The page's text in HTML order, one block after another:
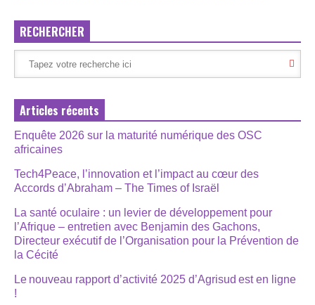
RECHERCHER
Articles récents
Enquête 2026 sur la maturité numérique des OSC
africaines
Tech4Peace, l’innovation et l’impact au cœur des
Accords d’Abraham – The Times of Israël
La santé oculaire : un levier de développement pour
l’Afrique – entretien avec Benjamin des Gachons,
Directeur exécutif de l’Organisation pour la Prévention de
la Cécité
Le nouveau rapport d’activité 2025 d’Agrisud est en ligne
!